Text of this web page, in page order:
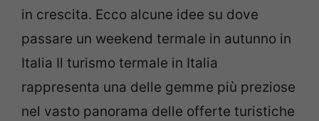
in crescita. Ecco alcune idee su dove
passare un weekend termale in autunno in
Italia Il turismo termale in Italia
rappresenta una delle gemme più preziose
nel vasto panorama delle offerte turistiche